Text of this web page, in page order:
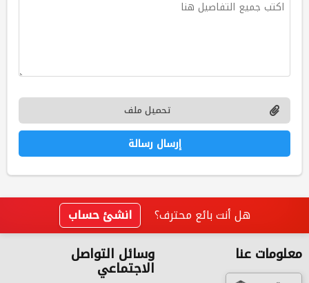
إرسال رسالة
تحميل ملف
هل أنت بائع محترف؟ انشئ حساب
معلومات عنا وسائل التواصل
الاجتماعي